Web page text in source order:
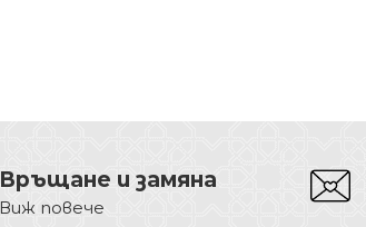
Връщане и замяна
Виж повече